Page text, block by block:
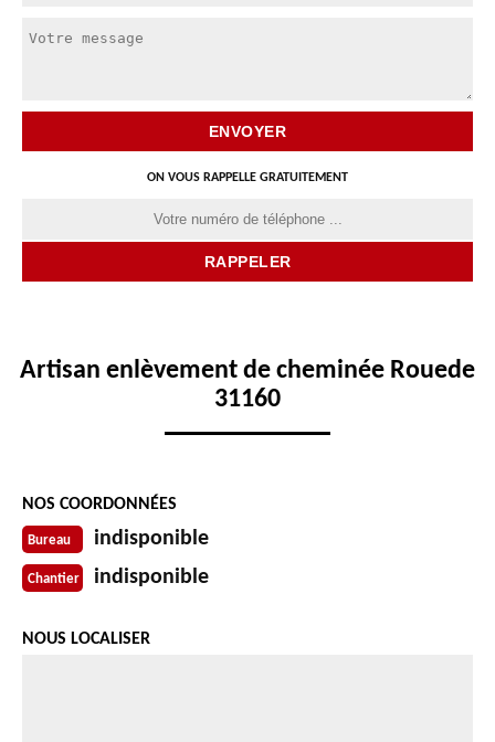
ON VOUS RAPPELLE GRATUITEMENT
Artisan enlèvement de cheminée Rouede
31160
NOS COORDONNÉES
Bureau indisponible
Chantier indisponible
NOUS LOCALISER